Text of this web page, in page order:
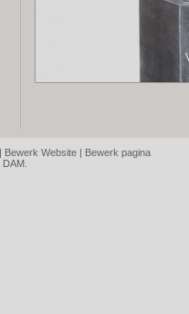
Bewerk Website | Bewerk pagina